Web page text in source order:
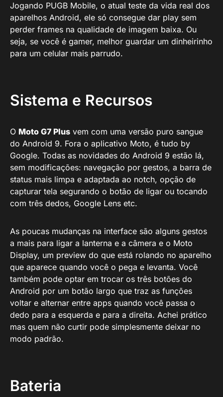
Jogando PUGB Mobile, o atual teste da vida real dos
aparelhos Android, ele só consegue dar play sem
perder frames na qualidade de imagem baixa. Ou
seja, se você é gamer, melhor guardar um dinheirinho
para um celular mais parrudo.
Sistema e Recursos
O Moto G7 Plus vem com uma versão puro sangue
do Android 9. Fora o aplicativo Moto, é tudo by
Google. Todas as novidades do Android 9 estão lá,
sem modificações: navegação por gestos, a barra de
status mais limpa e adaptada ao notch, opção de
capturar tela segurando o botão de ligar ou tocando
com três dedos, Google Lens etc.
As poucas mudanças na interface são alguns gestos
a mais para ligar a lanterna e a câmera e o Moto
Display, um preview do que está rolando no aparelho
que aparece quando você o pega e levanta. Você
também pode optar em trocar os três botões do
Android por um botão largo que traz as funções
voltar e alternar entre apps quando você passa o
dedo para a esquerda e para a direita. Achei prático
mas quem não curtir pode simplesmente deixar no
modo padrão.
Bateria